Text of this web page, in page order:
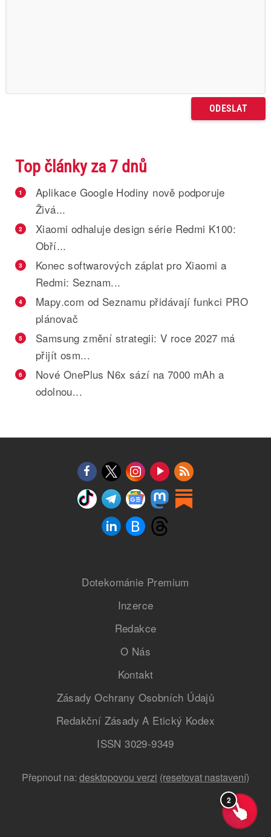
Top články za 7 dnů
1
Aplikace Google Hodiny nově podporuje
Živá...
2
Xiaomi odhaluje design série Redmi K100:
Obří...
3
Konec softwarových záplat pro Xiaomi a
Redmi: Seznam...
4
Mapy.com od Seznamu přidávají funkci PRO
plánovač
5
Samsung změní strategii: V roce 2027 má
přijít osm...
6
Nové OnePlus N6x sází na 7000 mAh a
odolnou...
Dotekománie Premium
Inzerce
Redakce
O Nás
Kontakt
Zásady Ochrany Osobních Údajů
Redakční Zásady A Etický Kodex
ISSN 3029-9349
Přepnout na: desktopovou verzi (resetovat nastavení)
2